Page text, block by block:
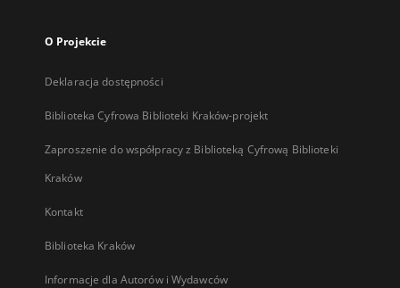
O Projekcie
Deklaracja dostępności
Biblioteka Cyfrowa Biblioteki Kraków-projekt
Zaproszenie do współpracy z Biblioteką Cyfrową Biblioteki
Kraków
Kontakt
Biblioteka Kraków
Informacje dla Autorów i Wydawców